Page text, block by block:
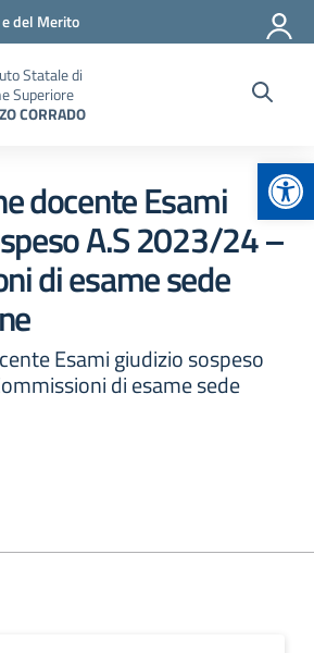
del Merito
Statale di
Superiore
CORRADO
docente Esami
A.S 2023/24 –
di esame sede
Esami giudizio sospeso
di esame sede